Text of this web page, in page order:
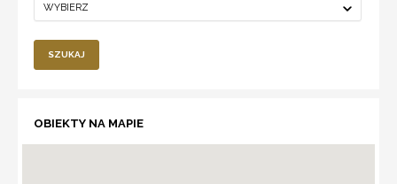
WYBIERZ
SZUKAJ
OBIEKTY NA MAPIE